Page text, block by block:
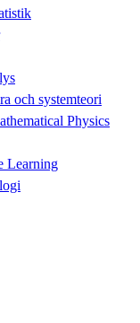
och systemteori
Physics
Learning